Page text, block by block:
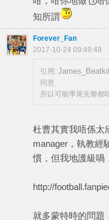
知所謂
Forever_Fan
2017-10-24 09:49:48
引用:
同意
所以可能季尾先黎都
杜曹其實我唔係太
manager，執教經
慣，但我地護級喎
http://
就多蒙特時的問題